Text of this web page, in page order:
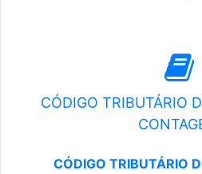
CÓDIGO TRIBUTÁRIO
CÓDIGO TRIBUTÁRIO